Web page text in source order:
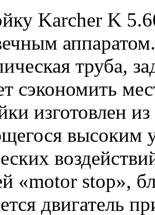
Karcher K
труба,
сэкономить
изготовлен
высоким
«motor stop»,
двигатель